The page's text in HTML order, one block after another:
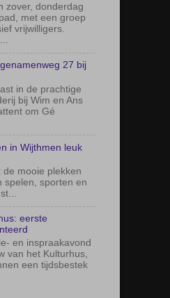
zover, donderdag
met een groep
vrijwilligers.
27 bij
in de prachtige
bij Wim en Ans
om Gé
in Wijthmen leuk
de mooie plekken
spelen, sporten en
eerste
en inspraakavond
van het Kulturhus,
een tijdsbestek